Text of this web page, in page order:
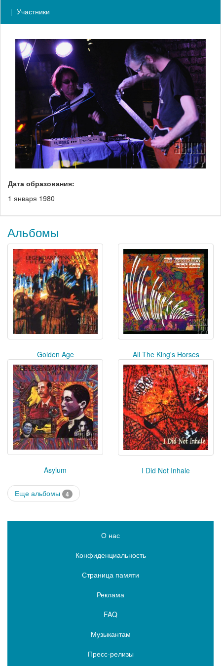
Участники
Дата образования:
1 января 1980
Альбомы
Golden Age All The King's Horses
Asylum I Did Not Inhale
Еще альбомы 4
О нас
Конфиденциальность
Страница памяти
Реклама
FAQ
Музыкантам
Пресс-релизы